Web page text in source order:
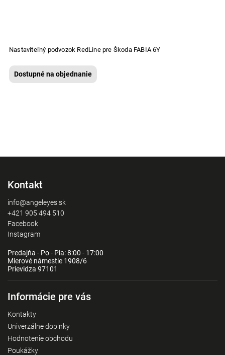
Nastaviteľný podvozok RedLine pre Škoda FABIA 6Y
Dostupné na objednanie
Kontakt
info@angeleyes.sk
+421 905 494 510
Facebook
Instagram
Predajňa - Po - Pia: 8:00 - 17:00
Mierové námestie 1908/6
Prievidza 97101
Informácie pre vás
Kontakty
Univerzálne doplnky
Hodnotenie obchodu
Poukážky